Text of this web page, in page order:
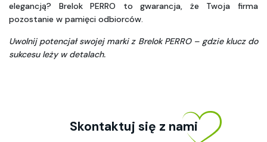
elegancją? Brelok PERRO to gwarancja, że Twoja firma
pozostanie w pamięci odbiorców.
Uwolnij potencjał swojej marki z Brelok PERRO – gdzie klucz do
sukcesu leży w detalach.
Skontaktuj się z nami